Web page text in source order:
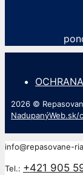
2026 ©
NadupanýWeb.sk/
info@repasovane-
Tel.: +421 905